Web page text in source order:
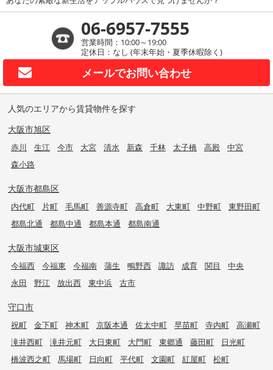
06-6957-7555
営業時間：10:00～19:00
定休日：なし (年末年始・夏季休暇除く)
メールでお問い合わせ
人気のエリアから賃貸物件を探す
大阪市旭区
赤川 生江 今市 大宮 清水 新森 千林 太子橋 高殿
中宮
森小路
大阪市都島区
内代町 片町 毛馬町 善源寺町 高倉町 大東町 中野町
東野田町
都島北通
都島中通 都島本通 都島南通
大阪市城東区
今福西 今福東 今福南 蒲生 鴫野西 諏訪 成育 関目
中央
永田
野江 放出西 東中浜 古市
守口市
祝町 金下町 神木町 京阪本通 佐太中町 早苗町 寺内町
高瀬町
滝井西町
滝井元町 大日東町 大門町 東郷通 藤田町
日光町
橋波西之町
馬場町 日向町 平代町 文園町 紅屋町
松町